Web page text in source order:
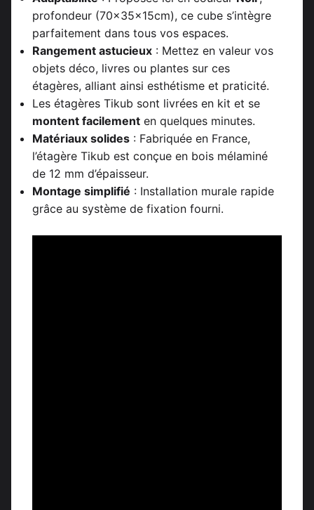
profondeur (70x35x15cm), ce cube s’intègre
parfaitement dans tous vos espaces.
Rangement astucieux : Mettez en valeur vos
objets déco, livres ou plantes sur ces
étagères, alliant ainsi esthétisme et praticité.
Les étagères Tikub sont livrées en kit et se
montent facilement en quelques minutes.
Matériaux solides : Fabriquée en France,
l’étagère Tikub est conçue en bois mélaminé
de 12 mm d’épaisseur.
Montage simplifié : Installation murale rapide
grâce au système de fixation fourni.